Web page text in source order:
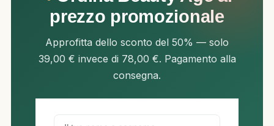
prezzo promozionale
Approfitta dello sconto del 50% — solo
39,00 € invece di 78,00 €. Pagamento alla
consegna.